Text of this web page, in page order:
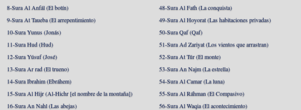
8-Sura Al Anfál (El botín)
9-Sura At Taueba (El arrepentimiento)
10-Sura Yunus (Jonás)
11-Sura Hud (Hud)
12-Sura Yúsuf (José)
13-Sura Ar rad (El trueno)
14-Sura Ibrahim (Ebráhem)
15-Sura Al Hijr (Al-Hichr [el nombre de la montaña])
16-Sura An Nahl (Las abejas)
48-Sura Al Fath (La conquista)
49-Sura Al Hoyorat (Las habitaciones privadas)
50-Sura Qaf (Qaf)
51-Sura Ad Zariyat (Los vientos que arrastran)
52-Sura At Túr (El monte)
53-Sura An Najm (La estrella)
54-Sura Al Camar (La luna)
55-Sura Al Ráhman (El Compasivo)
56-Sura Al Waqia (El acontecimiento)